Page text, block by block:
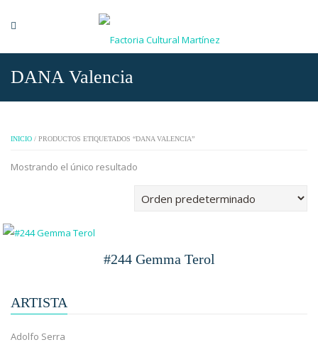
DANA Valencia
INICIO / PRODUCTOS ETIQUETADOS “DANA VALENCIA”
Mostrando el único resultado
#244 Gemma Terol
ARTISTA
Adolfo Serra